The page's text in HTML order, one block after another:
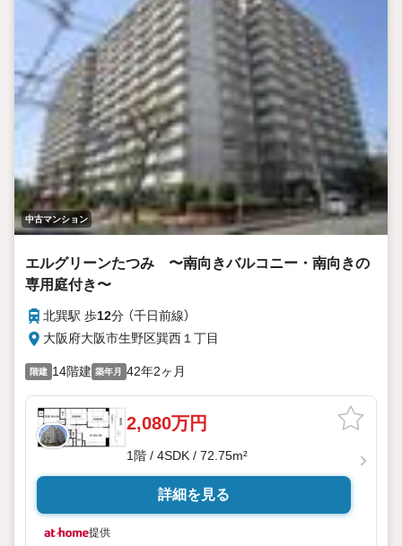
中古マンション
エルグリーンたつみ 〜南向きバルコニー・南向きの
専用庭付き〜
北巽駅 歩12分 （千日前線）
大阪府大阪市生野区巽西１丁目
階建 14階建 築年月 42年2ヶ月
2,080万円
1階 / 4SDK / 72.75m²
詳細を見る
提供